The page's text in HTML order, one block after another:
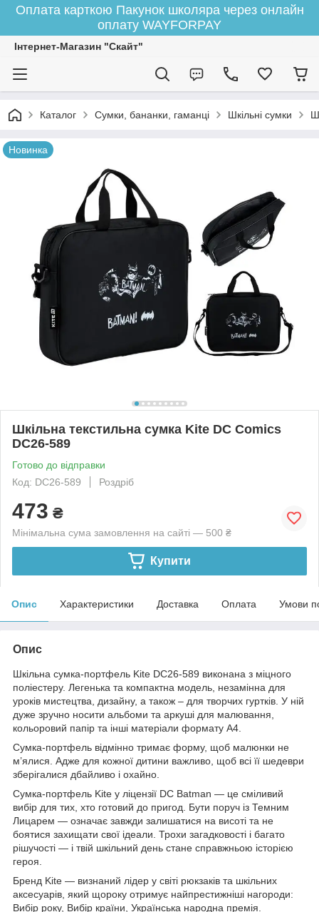
Оплата карткою Пакунок школяра через онлайн
оплату WAYFORPAY
Інтернет-Магазин "Скайт"
Каталог Сумки, бананки, гаманці Шкільні сумки
Новинка
Шкільна текстильна сумка Kite DC Comics
DC26-589
Готово до відправки
Код: DC26-589
Роздріб
473 ₴
Мінімальна сума замовлення на сайті — 500 ₴
Купити
Опис Характеристики Доставка Оплата Умови
Опис
Шкільна сумка-портфель Kite DC26-589 виконана з міцного
поліестеру. Легенька та компактна модель, незамінна для
уроків мистецтва, дизайну, а також – для творчих гуртків. У ній
дуже зручно носити альбоми та аркуші для малювання,
кольоровий папір та інші матеріали формату А4.
Сумка-портфель відмінно тримає форму, щоб малюнки не
м’ялися. Адже для кожної дитини важливо, щоб всі її шедеври
зберігалися дбайливо і охайно.
Сумка-портфель Kite у ліцензії DC Batman — це сміливий
вибір для тих, хто готовий до пригод. Бути поруч із Темним
Лицарем — означає завжди залишатися на висоті та не
боятися захищати свої ідеали. Трохи загадковості і багато
рішучості — і твій шкільний день стане справжньою історією
героя.
Бренд Kite — визнаний лідер у світі рюкзаків та шкільних
аксесуарів, який щороку отримує найпрестижніші нагороди:
Вибір року, Вибір країни, Українська народна премія.